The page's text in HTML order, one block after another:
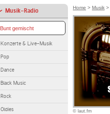
Musik-Radio
Bunt gemischt
Konzerte & Live-Musik
Pop
Dance
Black Music
Rock
Oldies
Home > Musik >
© laut.fm